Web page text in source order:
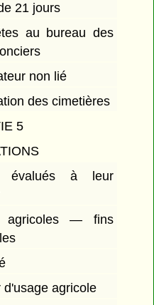
21 jours
au bureau des
non lié
des cimetières
5
évalués à leur
agricoles — fins
d'usage agricole